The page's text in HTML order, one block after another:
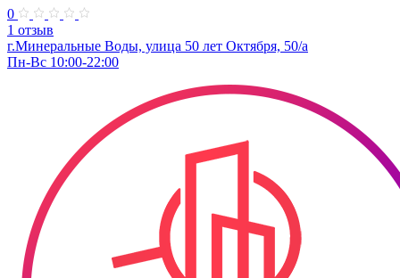
0
1 отзыв
г.Минеральные Воды, улица 50 лет Октября, 50/а
Пн-Вс 10:00-22:00